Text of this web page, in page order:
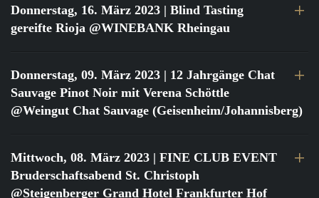
Donnerstag, 16. März 2023 | Blind Tasting
gereifte Rioja @WINEBANK Rheingau
Donnerstag, 09. März 2023 | 12 Jahrgänge Chat
Sauvage Pinot Noir mit Verena Schöttle
@Weingut Chat Sauvage (Geisenheim/Johannisberg)
Mittwoch, 08. März 2023 | FINE CLUB EVENT
Bruderschaftsabend St. Christoph
@Steigenberger Grand Hotel Frankfurter Hof